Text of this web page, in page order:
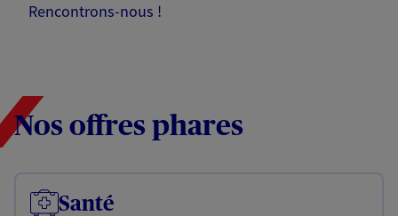
Rencontrons-nous !
Nos offres phares
Santé